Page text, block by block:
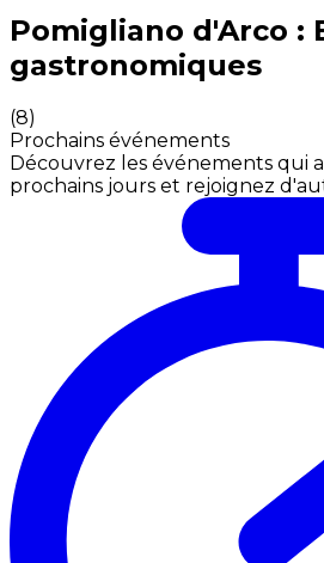
Expériences culinaires
Pomigliano d'Arco :
gastronomiques
(8)
Prochains événements
Découvrez les événements qui
prochains jours et rejoignez